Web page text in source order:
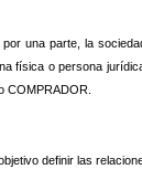
una parte, la
física o persona
COMPRADOR.
definir las